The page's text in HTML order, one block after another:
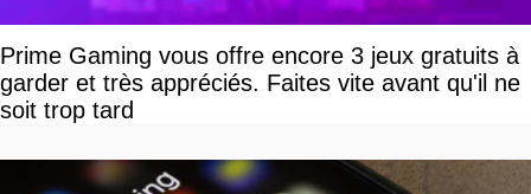
Prime Gaming vous offre encore 3 jeux gratuits à
garder et très appréciés. Faites vite avant qu'il ne
soit trop tard